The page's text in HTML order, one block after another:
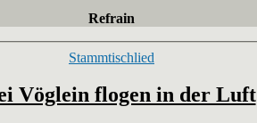
Refrain
Kategorien
Stammtischlied
Vöglein flogen in der Luft